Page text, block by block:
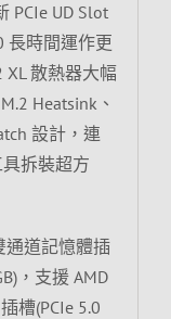
PCIe UD Slot
長時間運作更
XL 散熱器大幅
Heatsink、
設計，連
拆裝超方
通道記憶體插
，支援 AMD
槽(PCIe 5.0